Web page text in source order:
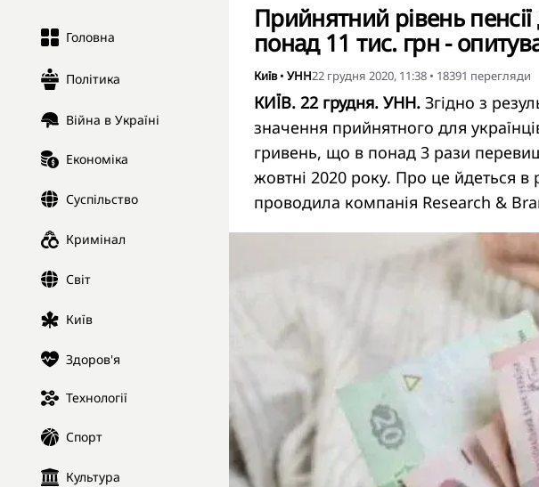
Головна
Політика
Війна в Україні
Економіка
Суспільство
Кримінал
Світ
Київ
Здоров'я
Технології
Спорт
Культура
Прийнятний рівень
понад 11 тис. грн -
Київ• УНН22 грудня 2020, 11:38 • 18391 перегляди
КИЇВ. 22 грудня. УНН. Згідно з
значення прийнятного для
гривень, що в понад 3 рази
жовтні 2020 року. Про це йдеться в
проводила компанія Research &